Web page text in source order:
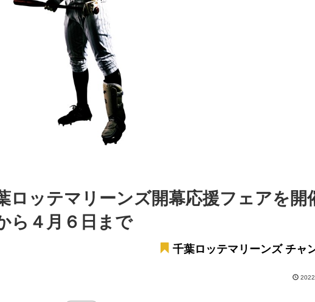
ロッテマリーンズ開幕応援フェアを開
ら４月６日まで
千葉ロッテマリーンズ チャ